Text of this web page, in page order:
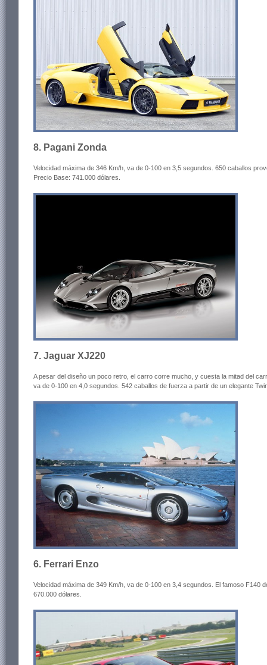
8. Pagani Zonda
Velocidad máxima de 346 Km/h, va de 0-100 en 3,5 segundos. 650 caballos
Precio Base: 741.000 dólares.
7. Jaguar XJ220
A pesar del diseño un poco retro, el carro corre mucho, y cuesta la mitad del
va de 0-100 en 4,0 segundos. 542 caballos de fuerza a partir de un elegante
6. Ferrari Enzo
Velocidad máxima de 349 Km/h, va de 0-100 en 3,4 segundos. El famoso F140
670.000 dólares.